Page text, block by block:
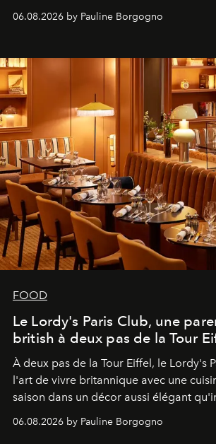
06.08.2026 by Pauline Borgogno
FOOD
Le Lordy's Paris Club, une
british à deux pas de la Tour
À deux pas de la Tour Eiffel, le Lordy's
l'art de vivre britannique avec une
saison dans un décor aussi élégant
06.08.2026 by Pauline Borgogno